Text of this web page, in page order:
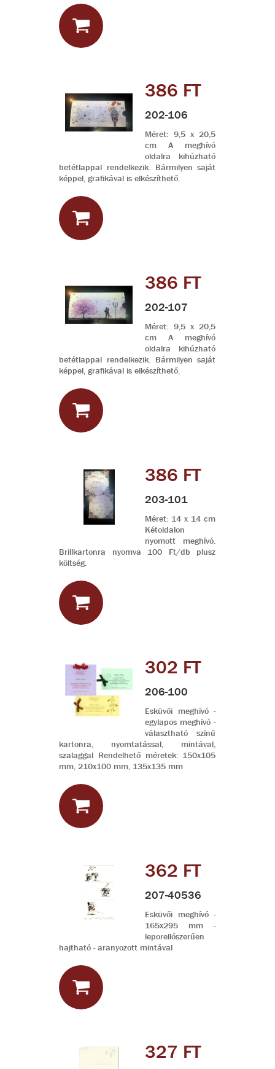
386 FT
202-106
Méret: 9,5 x 20,5
cm A meghívó
oldalra kihúzható
betétlappal rendelkezik. Bármilyen saját
képpel, grafikával is elkészíthető.
386 FT
202-107
Méret: 9,5 x 20,5
cm A meghívó
oldalra kihúzható
betétlappal rendelkezik. Bármilyen saját
képpel, grafikával is elkészíthető.
386 FT
203-101
Méret: 14 x 14 cm
Kétoldalon
nyomott meghívó.
Brillkartonra nyomva 100 Ft/db plusz
költség.
302 FT
206-100
Esküvői meghívó -
egylapos meghívó -
választható színű
kartonra, nyomtatással, mintával,
szalaggal Rendelhető méretek: 150x105
mm, 210x100 mm, 135x135 mm
362 FT
207-40536
Esküvői meghívó -
165x295 mm -
leporellószerűen
hajtható - aranyozott mintával
327 FT